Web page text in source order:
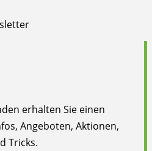
erhalten Sie einen
Angeboten, Aktionen,
Tricks.